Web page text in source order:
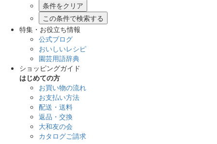
この条件で検索する
特集・お役立ち情報
公式ブログ
おいしいレシピ
園芸用語辞典
ショッピングガイド
はじめての方
お買い物の流れ
お支払い方法
配送・送料
返品・交換
大和友の会
カタログご請求